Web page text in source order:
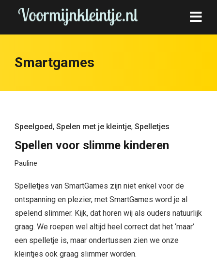
Smartgames
Speelgoed, Spelen met je kleintje, Spelletjes
Spellen voor slimme kinderen
Pauline
Spelletjes van SmartGames zijn niet enkel voor de
ontspanning en plezier, met SmartGames word je al
spelend slimmer. Kijk, dat horen wij als ouders natuurlijk
graag. We roepen wel altijd heel correct dat het ‘maar’
een spelletje is, maar ondertussen zien we onze
kleintjes ook graag slimmer worden.